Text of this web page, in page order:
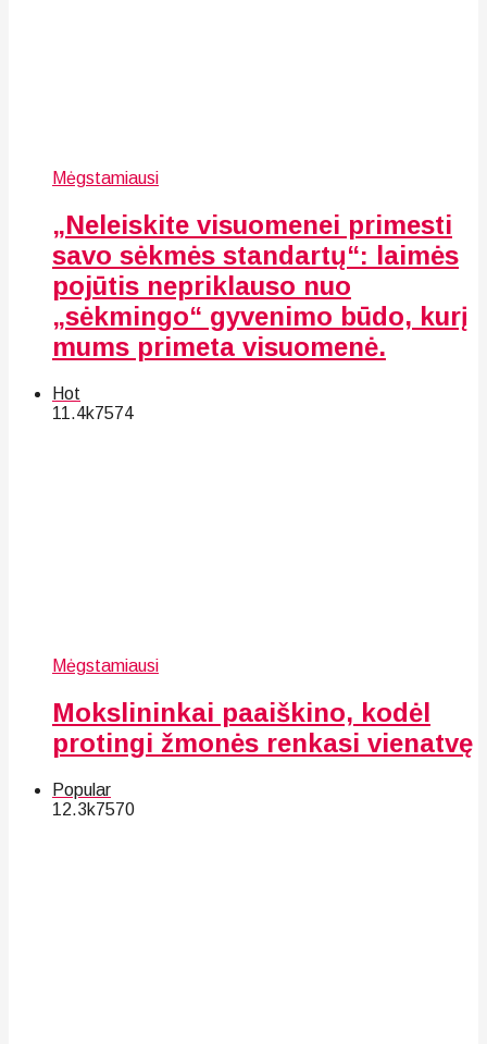
Mėgstamiausi
„Neleiskite visuomenei primesti
savo sėkmės standartų“: laimės
pojūtis nepriklauso nuo
„sėkmingo“ gyvenimo būdo, kurį
mums primeta visuomenė.
Hot
11.4k7574
Mėgstamiausi
Mokslininkai paaiškino, kodėl
protingi žmonės renkasi vienatvę
Popular
12.3k7570